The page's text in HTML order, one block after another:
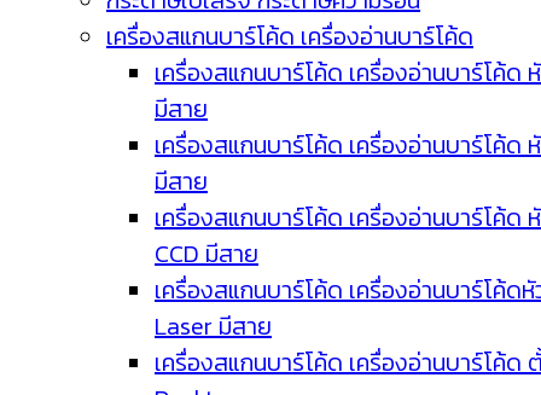
เครื่องสแกนบาร์โค้ด เครื่องอ่านบาร์โค้ด
เครื่องสแกนบาร์โค้ด เครื่องอ่านบาร์โค้ด
มีสาย
เครื่องสแกนบาร์โค้ด เครื่องอ่านบาร์โค้ด
มีสาย
เครื่องสแกนบาร์โค้ด เครื่องอ่านบาร์โค้ด
CCD มีสาย
เครื่องสแกนบาร์โค้ด เครื่องอ่านบาร์โค้ด
Laser มีสาย
เครื่องสแกนบาร์โค้ด เครื่องอ่านบาร์โค้ด